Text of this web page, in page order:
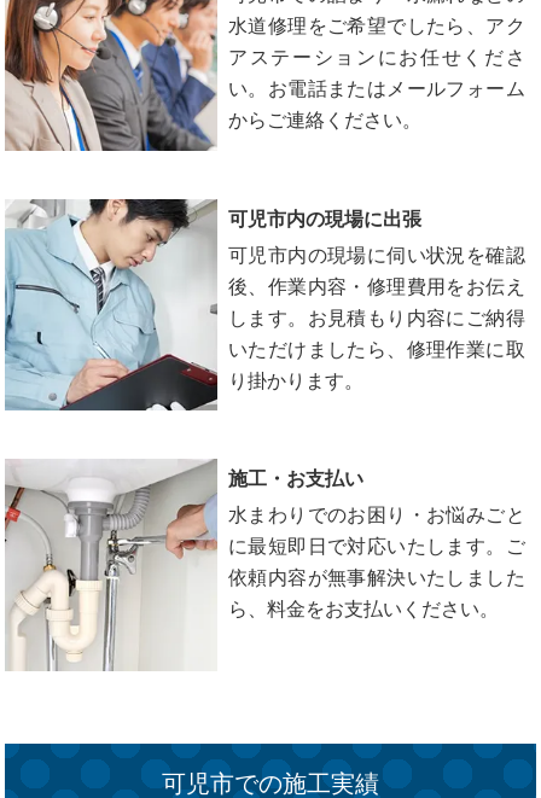
水道修理をご希望でしたら、アク
アステーションにお任せくださ
い。お電話またはメールフォーム
からご連絡ください。
可児市内の現場に出張
可児市内の現場に伺い状況を確認
後、作業内容・修理費用をお伝え
します。お見積もり内容にご納得
いただけましたら、修理作業に取
り掛かります。
施工・お支払い
水まわりでのお困り・お悩みごと
に最短即日で対応いたします。ご
依頼内容が無事解決いたしました
ら、料金をお支払いください。
可児市での施工実績